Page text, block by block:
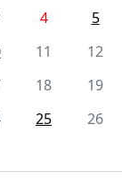
4 5
11 12
18 19
25 26